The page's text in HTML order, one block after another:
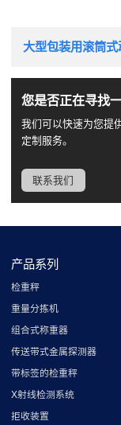
大型包装用滚筒
您是否正在寻找
我们可以快速为您提
定制服务。
联系我们
产品系列
检重秤
重量分拣机
组合式称重器
传送带式金属探测器
带标签的检重秤
X射线检测系统
拒收装置